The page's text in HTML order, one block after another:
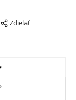
Zdielať